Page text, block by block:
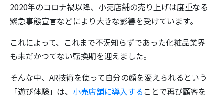
2020年のコロナ禍以降、小売店舗の売り上げは度重なる
緊急事態宣言などにより大きな影響を受けています。
これによって、これまで不況知らずであった化粧品業界
も未だかつてない転換期を迎えました。
そんな中、AR技術を使って自分の顔を変えられるという
「遊び体験」は、 小売店舗に導入する ことで再び顧客を